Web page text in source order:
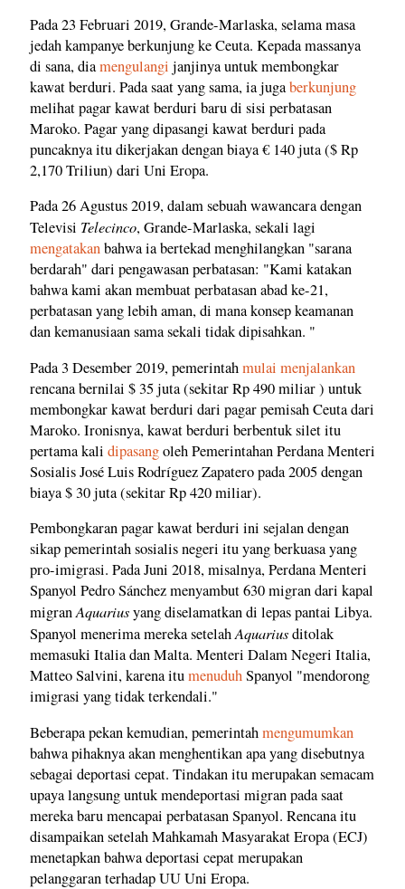
Pada 23 Februari 2019, Grande-Marlaska, selama masa
jedah kampanye berkunjung ke Ceuta. Kepada massanya
di sana, diamengulangi janjinya untuk membongkar
kawat berduri. Pada saat yang sama, ia jugaberkunjung
melihat pagar kawat berduri baru di sisi perbatasan
Maroko. Pagar yang dipasangi kawat berduri pada
puncaknya itu dikerjakan dengan biaya € 140 juta ($ Rp
2,170 Triliun) dari Uni Eropa.
Pada 26 Agustus 2019, dalam sebuah wawancara dengan
Televisi Telecinco, Grande-Marlaska, sekali lagi
mengatakanbahwa ia bertekad menghilangkan "sarana
berdarah" dari pengawasan perbatasan: "Kami katakan
bahwa kami akan membuat perbatasan abad ke-21,
perbatasan yang lebih aman, di mana konsep keamanan
dan kemanusiaan sama sekali tidak dipisahkan. "
Pada 3 Desember 2019, pemerintahmulai menjalankan
rencana bernilai $ 35 juta (sekitar Rp 490 miliar ) untuk
membongkar kawat berduri dari pagar pemisah Ceuta dari
Maroko. Ironisnya, kawat berduri berbentuk silet itu
pertama kali dipasangoleh Pemerintahan Perdana Menteri
Sosialis José Luis Rodríguez Zapatero pada 2005 dengan
biaya $ 30 juta (sekitar Rp 420 miliar).
Pembongkaran pagar kawat berduri ini sejalan dengan
sikap pemerintah sosialis negeri itu yang berkuasa yang
pro-imigrasi. Pada Juni 2018, misalnya, Perdana Menteri
Spanyol Pedro Sánchez menyambut 630 migran dari kapal
migranAquariusyang diselamatkan di lepas pantai Libya.
Spanyol menerima mereka setelahAquariusditolak
memasuki Italia dan Malta. Menteri Dalam Negeri Italia,
Matteo Salvini, karena itumenuduhSpanyol "mendorong
imigrasi yang tidak terkendali."
Beberapa pekan kemudian, pemerintahmengumumkan
bahwa pihaknya akan menghentikan apa yang disebutnya
sebagai deportasi cepat. Tindakan itu merupakan semacam
upaya langsung untuk mendeportasi migran pada saat
mereka baru mencapai perbatasan Spanyol. Rencana itu
disampaikan setelah Mahkamah Masyarakat Eropa (ECJ)
menetapkan bahwa deportasi cepat merupakan
pelanggaran terhadap UU Uni Eropa.